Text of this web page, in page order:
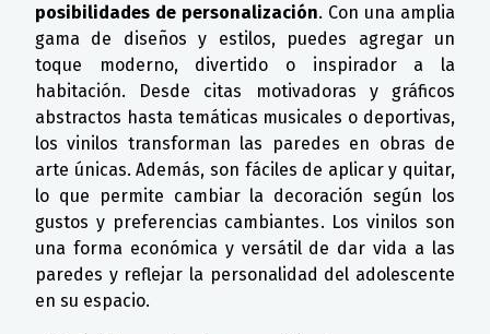
posibilidades de personalización. Con una amplia
gama de diseños y estilos, puedes agregar un
toque moderno, divertido o inspirador a la
habitación. Desde citas motivadoras y gráficos
abstractos hasta temáticas musicales o deportivas,
los vinilos transforman las paredes en obras de
arte únicas. Además, son fáciles de aplicar y quitar,
lo que permite cambiar la decoración según los
gustos y preferencias cambiantes. Los vinilos son
una forma económica y versátil de dar vida a las
paredes y reflejar la personalidad del adolescente
en su espacio.